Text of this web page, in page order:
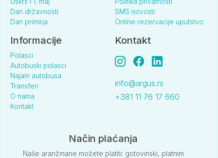
Dan državnosti
Dan primirja
SMS novosti
Online rezervacije uputstvo
Informacije
Polasci
Autobuski polasci
Najam autobusa
Transferi
O nama
Kontakt
Kontakt
info@argus.rs
+381 11 76 17 660
Način plaćanja
Naše aranžmane možete platiti: gotovinski, platnim